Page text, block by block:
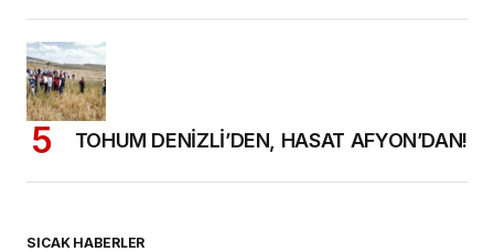
TOHUM DENİZLİ’DEN, HASAT AFYON’DAN!
SICAK HABERLER